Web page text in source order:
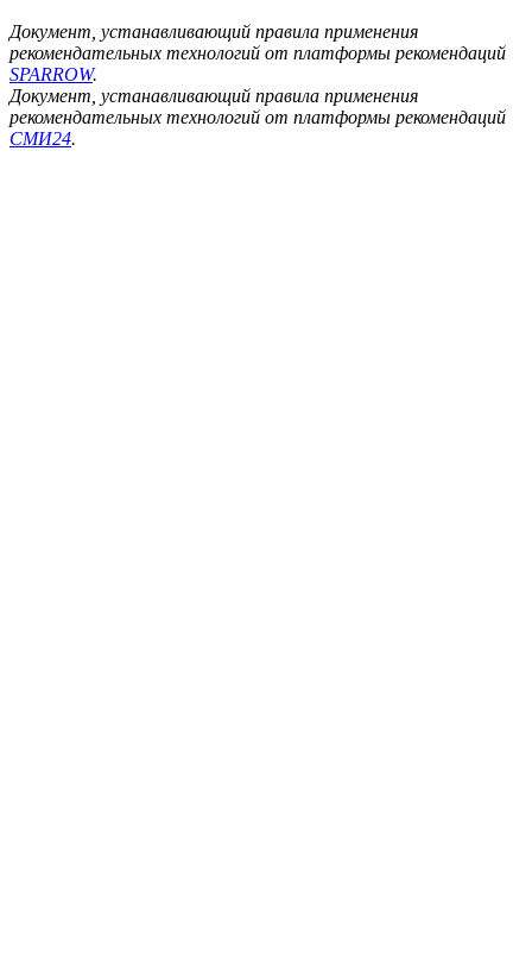
Документ, устанавливающий правила применения
рекомендательных технологий от платформы рекомендаций
SPARROW.
Документ, устанавливающий правила применения
рекомендательных технологий от платформы рекомендаций
СМИ24.